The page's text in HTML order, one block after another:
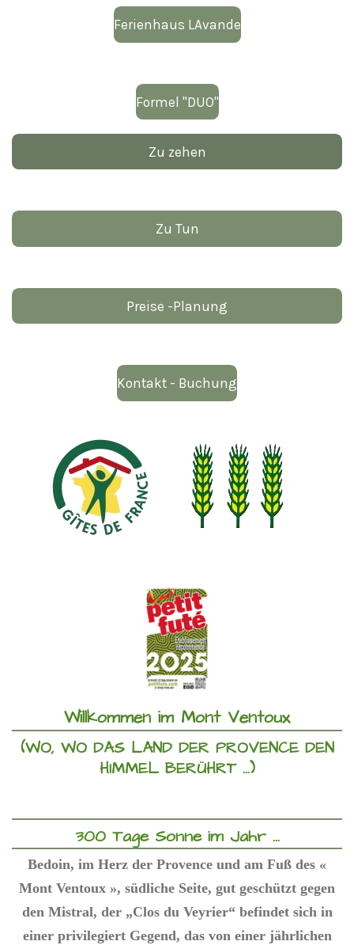
Ferienhaus LAvande
Formel "DUO"
Zu zehen
Zu Tun
Preise -Planung
Kontakt - Buchung
Willkommen im Mont Ventoux
(WO, WO DAS LAND DER PROVENCE DEN
HIMMEL BERÜHRT ...)
300 Tage Sonne im Jahr ...
Bedoin, im Herz der Provence und am Fuß des «
Mont Ventoux », südliche Seite, gut geschützt gegen
den Mistral, der „Clos du Veyrier“ befindet sich in
einer privilegiert Gegend, das von einer jährlichen